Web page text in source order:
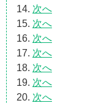
次へ
次へ
次へ
次へ
次へ
次へ
次へ